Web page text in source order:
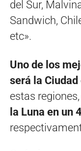
del Sur,
Sandwich,
etc».
Uno de los
será la Ciudad
estas regiones,
la Luna en un